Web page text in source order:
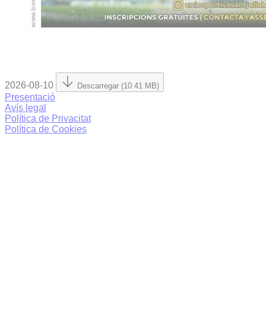
2026-08-10 Descarregar (10.41 MB)
Presentació
Avís legal
Política de Privacitat
Política de Cookies